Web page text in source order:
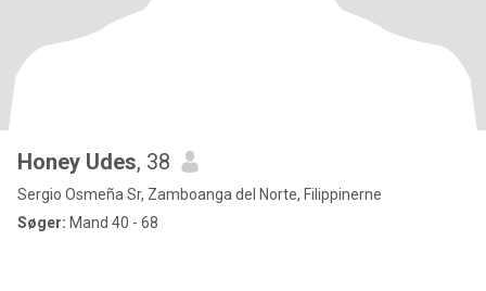
Honey Udes, 38
Sergio Osmeña Sr, Zamboanga del Norte, Filippinerne
Søger: Mand 40 - 68